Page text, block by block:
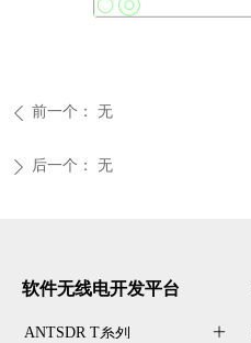
ꄴ 前一个： 无
ꄲ 后一个： 无
ꄶ
ANTSDR T系列
软件无线电开发平台